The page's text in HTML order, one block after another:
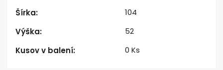
Šírka:
104
Výška:
52
Kusov v balení: 0 Ks